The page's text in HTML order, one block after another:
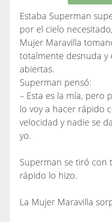
Estaba Superman
por el cielo
Mujer Maravilla
totalmente desnuda y
abiertas.
Superman pensó:
– Esta es la mía, pero
lo voy a hacer rápido
velocidad y nadie se
yo.
Superman se tiró con
rápido lo hizo.
La Mujer Maravilla